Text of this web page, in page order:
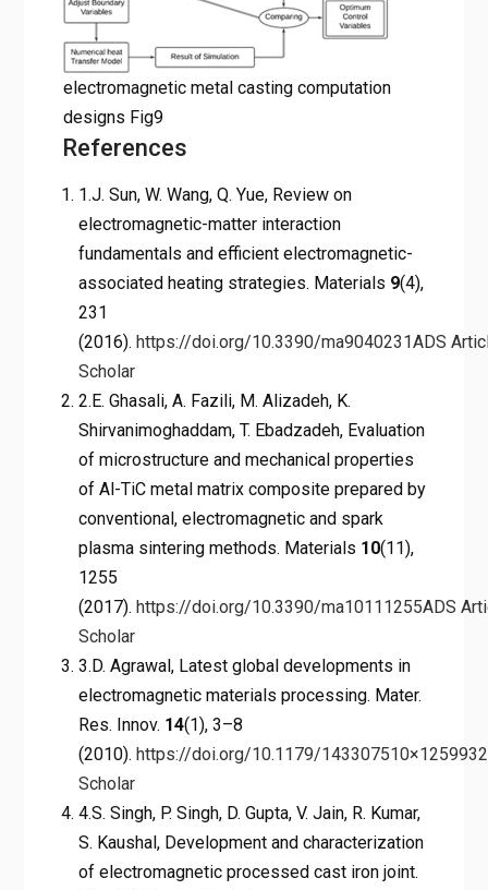
electromagnetic metal casting computation
designs Fig9
References
1.J. Sun, W. Wang, Q. Yue, Review on
electromagnetic-matter interaction
fundamentals and efficient electromagnetic-
associated heating strategies. Materials 9(4),
231
(2016). https://doi.org/10.3390/ma9040231ADS
Scholar
2.E. Ghasali, A. Fazili, M. Alizadeh, K.
Shirvanimoghaddam, T. Ebadzadeh, Evaluation
of microstructure and mechanical properties
of Al-TiC metal matrix composite prepared by
conventional, electromagnetic and spark
plasma sintering methods. Materials 10(11),
1255
(2017). https://doi.org/10.3390/ma10111255ADS
Scholar
3.D. Agrawal, Latest global developments in
electromagnetic materials processing. Mater.
Res. Innov. 14(1), 3–8
(2010). https://doi.org/10.1179/
Scholar
4.S. Singh, P. Singh, D. Gupta, V. Jain, R. Kumar,
S. Kaushal, Development and characterization
of electromagnetic processed cast iron joint.